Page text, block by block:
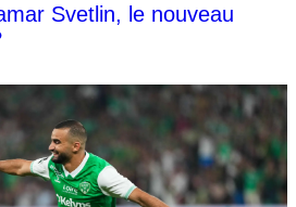
Svetlin, le nouveau